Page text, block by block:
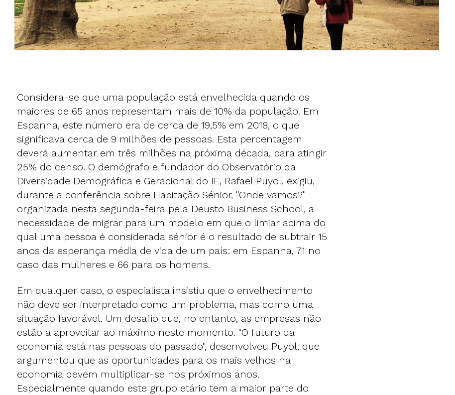
Considera-se que uma população está envelhecida quando os
maiores de 65 anos representam mais de 10% da população. Em
Espanha, este número era de cerca de 19,5% em 2018, o que
significava cerca de 9 milhões de pessoas. Esta percentagem
deverá aumentar em três milhões na próxima década, para atingir
25% do censo. O demógrafo e fundador do Observatório da
Diversidade Demográfica e Geracional do IE, Rafael Puyol, exigiu,
durante a conferência sobre Habitação Sénior, "Onde vamos?"
organizada nesta segunda-feira pela Deusto Business School, a
necessidade de migrar para um modelo em que o limiar acima do
qual uma pessoa é considerada sénior é o resultado de subtrair 15
anos da esperança média de vida de um país: em Espanha, 71 no
caso das mulheres e 66 para os homens.
Em qualquer caso, o especialista insistiu que o envelhecimento
não deve ser interpretado como um problema, mas como uma
situação favorável. Um desafio que, no entanto, as empresas não
estão a aproveitar ao máximo neste momento. "O futuro da
economia está nas pessoas do passado", desenvolveu Puyol, que
argumentou que as oportunidades para os mais velhos na
economia devem multiplicar-se nos próximos anos.
Especialmente quando este grupo etário tem a maior parte do